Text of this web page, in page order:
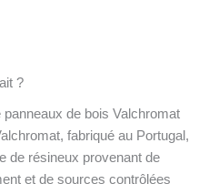
?
de bois Valchromat
fabriqué au Portugal,
de résineux provenant de
et de sources contrôlées